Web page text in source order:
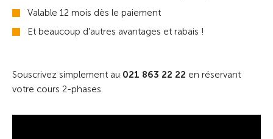
Valable 12 mois dès le paiement
Et beaucoup d'autres avantages et rabais !
Souscrivez simplement au 021 863 22 22 en réservant
votre cours 2-phases.